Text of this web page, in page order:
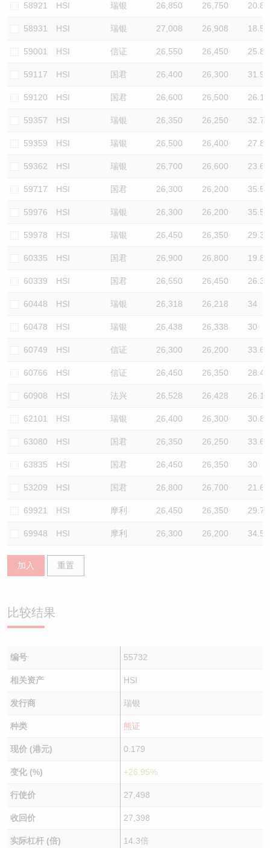
58921 HSI 瑞银 26,850 26,750 20.8
58931 HSI 瑞银 27,008 26,908 18.5
59001 HSI 信证 26,550 26,450 25.8
59117 HSI 国君 26,400 26,300 31.9
59120 HSI 国君 26,600 26,500 26.1
59357 HSI 瑞银 26,350 26,250 32.7
59359 HSI 瑞银 26,500 26,400 27.8
59362 HSI 瑞银 26,700 26,600 23.6
59717 HSI 国君 26,300 26,200 35.5
59976 HSI 瑞银 26,300 26,200 35.5
59978 HSI 瑞银 26,450 26,350 29.3
60335 HSI 国君 26,900 26,800 19.8
60339 HSI 国君 26,550 26,450 26.3
60448 HSI 瑞银 26,318 26,218 34
60478 HSI 瑞银 26,438 26,338 30
60749 HSI 信证 26,300 26,200 33.6
60766 HSI 信证 26,450 26,350 28.4
60908 HSI 法兴 26,528 26,428 26.1
62101 HSI 瑞银 26,400 26,300 30.8
63080 HSI 国君 26,350 26,250 33.6
63835 HSI 国君 26,450 26,350 30
53209 HSI 国君 26,800 26,700 21.6
69921 HSI 摩利 26,450 26,350 29.7
69948 HSI 摩利 26,300 26,200 34.5
加入 重置
比较结果
编号 55732
相关资产 HSI
发行商 瑞银
种类 熊证
现价 (港元) 0.179
变化 (%) +26.95%
行使价 27,498
收回价 27,398
实际杠杆 (倍) 14.3倍